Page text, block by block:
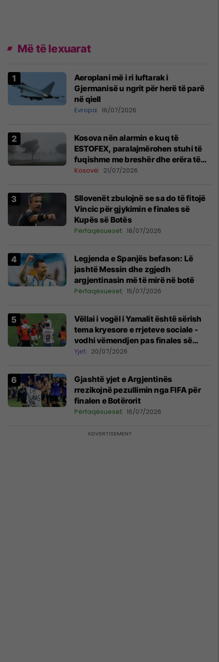
Më të lexuarat
Aeroplani më i ri luftarak i
Gjermanisë u ngrit për herë të parë
në qiell
Evropa 16/07/2026
Kosova nën alarmin e kuq të
ESTOFEX, paralajmërohen stuhi të
fuqishme me breshër dhe erëra të
forta
Kosovë 21/07/2026
Sllovenët zbulojnë se sa do të fitojë
Vincic për gjykimin e finales së
Kupës së Botës
Përfaqësueset 18/07/2026
Legjenda e Spanjës befason: Lë
jashtë Messin dhe zgjedh
argjentinasin më të mirë në botë
Përfaqësueset 15/07/2026
Vëllai i vogël i Yamalit është sërish
tema kryesore e rrjeteve sociale -
vodhi vëmendjen pas finales së
Kupës së Botës
Yjet 20/07/2026
Gjashtë yjet e Argjentinës
rrezikojnë pezullimin nga FIFA për
finalen e Botërorit
Përfaqësueset 16/07/2026